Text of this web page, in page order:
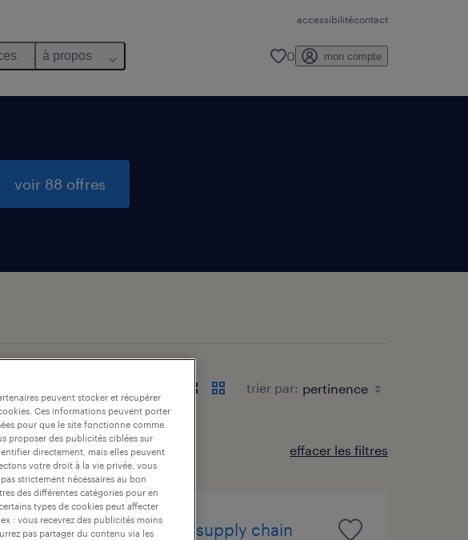
accessibilitécontact
à propos 0 mon compte
voir 88 offres
trier par:
d'expérience effacer les filtres
référent supply chain
peuvent stocker et récupérer
Ces informations peuvent porter
pour que le site fonctionne comme
proposer des publicités ciblées sur
directement, mais elles peuvent
votre droit à la vie privée, vous
strictement nécessaires au bon
des différentes catégories pour en
types de cookies peut affecter
: vous recevrez des publicités moins
pas partager du contenu via les